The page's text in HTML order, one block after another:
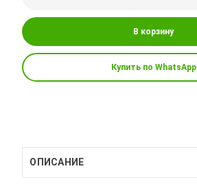
В корзину
Купить по WhatsApp
ОПИСАНИЕ